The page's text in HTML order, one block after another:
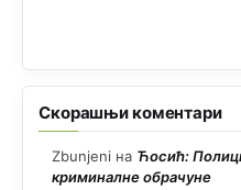
Скорашњи коментари
Zbunjeni на Ћосић:
криминалне обрачуне